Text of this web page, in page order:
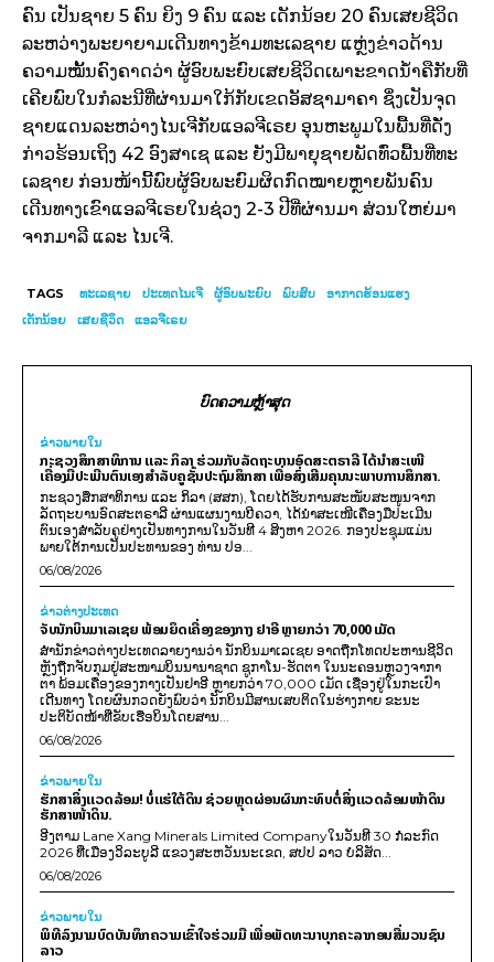
ຄົນ ​ເປັນ​ຊາຍ 5 ຄົນ ຍິງ 9 ຄົນ ​ແລະ ​ເດັກນ້ອຍ 20 ຄົນ​ເສຍ​ຊີວິດ​
ລະຫວ່າງ​ພະຍາຍາມ​ເດີນທາງ​ຂ້າມ​ທະ​ເລ​ຊາຍ ​ແຫຼ່ງຂ່າວ​ດ້ານ​
ຄວາມ​ໝັ້ນຄົງ​ຄາດ​ວ່າ ຜູ້​ອົບ​ພະ​ຍົບ​ເສຍ​ຊີວິດ​ເພາະ​ຂາດ​ນໍ້າ​ຄື​ກັບ​ທີ່​
ເຄີຍ​ພົບ​ໃນ​ກໍລະນີ​ທີ່​ຜ່ານ​ມາ​ໃກ້​ກັບ​ເຂດ​ອັສຊາ​ມາ​ຄາ ຊຶ່ງ​ເປັນ​ຈຸດ​
ຊາຍ​ແດນ​ລະຫວ່າງ​ໄນ​ເຈີ​ກັບ​ແອ​ລຈີ​ເຣຍ ອຸນຫະພູມ​ໃນ​ພື້ນ​ທີ່​ດັ່ງ
ກ່າວ​ຮ້ອນ​ເຖິງ 42 ອົງສາ​ເຊ ​ແລະ ຍັງ​ມີ​ພາຍຸ​ຊາຍ​ພັດ​ທົ່ວ​ພື້ນ​ທີ່​ທະ​
ເລ​ຊາຍ ກ່ອນ​ໜ້າ​ນີ້​ພົບ​ຜູ້​ອົບ​ພະ​ຍົມ​ຜິດ​ກົດໝາຍ​ຫຼາຍ​ພັນ​ຄົນ​
ເດີນທາງ​ເຂົາ​ແອ​ລຈີ​ເຣຍ​ໃນ​ຊ່ວງ 2-3 ປີ​ທີ່​ຜ່ານ​ມາ ສ່ວນ​ໃຫຍ່​ມາ​
ຈາກ​ມາລີ ​ແລະ ​ໄນ​ເຈີ.
TAGS ທະເລຊາຍ ປະເທດໄນເຈີ ຜູ້ອົບພະຍົບ ພົບສົບ
ອາກາດຮ້ອນແຮງ
ເດັກນ້ອຍ
ເສຍຊີວິດ ແອລຈີເຣຍ
ບົດຄວາມຫຼ້າສຸດ
ຂ່າວພາຍ​ໃນ
ກະຊວງສຶກສາທິການ ແລະ ກິລາ ຮ່ວມກັບລັດຖະບານອົດສະຕຣາລີ ໄດ້ນຳສະເໜີ
ເຄື່ອງມືປະເມີນຕົນເອງສຳລັບຄູຊັ້ນປະຖົມສຶກສາ ເພື່ອສົ່ງເສີມຄຸນນະພາບການສຶກສາ.
ກະຊວງສຶກສາທິການ ແລະ ກິລາ (ສສກ), ໂດຍໄດ້ຮັບການສະໜັບສະໜູນຈາກ
ລັດຖະບານອົດສະຕຣາລີ ຜ່ານແຜນງານບີຄວາ, ໄດ້ນຳສະເໜີເຄື່ອງມືປະເມີນ
ຕົນເອງສຳລັບຄູຢ່າງເປັນທາງການໃນວັນທີ 4 ສິງຫາ 2026. ກອງປະຊຸມແມ່ນ
ພາຍໃຕ້ການເປັນປະທານຂອງ ທ່ານ ປອ...
06/08/2026
ຂ່າວຕ່າງປະເທດ
ຈັບນັກບິນມາເລເຊຍ ພ້ອມຍຶດເຄື່ອງຂອງກາງ ຢາອີ ຫຼາຍກວ່າ 70,000 ເມັດ
ສຳນັກຂ່າວຕ່າງປະເທດລາຍງານວ່າ ນັກບິນມາເລເຊຍ ອາດຖືກໂທດປະຫານຊີວິດ
ຫຼັງຖືກຈັບກຸມຢູ່ສະໜາມບິນນານາຊາດ ຊູກາໂນ-ຮັດຕາ ໃນນະຄອນຫຼວງຈາກາ
ຕາ ພ້ອມເຄື່ອງຂອງກາງເປັນຢາອີ ຫຼາຍກວ່າ 70,000 ເມັດ ເຊື່ອງຢູ່ໃນກະເປົາ
ເດີນທາງ ໂດຍຜົນກວດຍັງພົບວ່າ ນັກບິນມີສານເສບຕິດໃນຮ່າງກາຍ ຂະນະ
ປະຕິບັດໜ້າທີ່ຂັບເຮືອບິນໂດຍສານ...
06/08/2026
ຂ່າວພາຍ​ໃນ
ຮັກສາສິ່ງແວດລ້ອມ! ບໍ່ແຮ່ໃຕ້ດິນ ຊ່ວຍຫຼຸດຜ່ອນຜົນກະທົບຕໍ່ສິ່ງແວດລ້ອມໜ້າດິນ
ຮັກສາໜ້າດິນ.
ອີງຕາມ Lane Xang Minerals Limited Companyໃນວັນທີ 30 ກໍລະກົດ
2026 ທີ່ເມືອງວິລະບູລີ ແຂວງສະຫວັນນະເຂດ, ສປປ ລາວ ບໍລິສັດ...
06/08/2026
ຂ່າວພາຍ​ໃນ
ພິທີລົງນາມບົດບັນທຶກຄວາມເຂົ້າໃຈຮ່ວມມື ເພື່ອພັດທະນາບຸກຄະລາກອນສື່ມວນຊົນ
ລາວ